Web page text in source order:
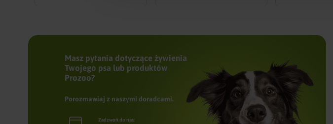
Masz pytania dotyczące żywienia
Twojego psa lub produktów
Prozoo?
Porozmawiaj z naszymi doradcami.
Zadzwoń do nas: